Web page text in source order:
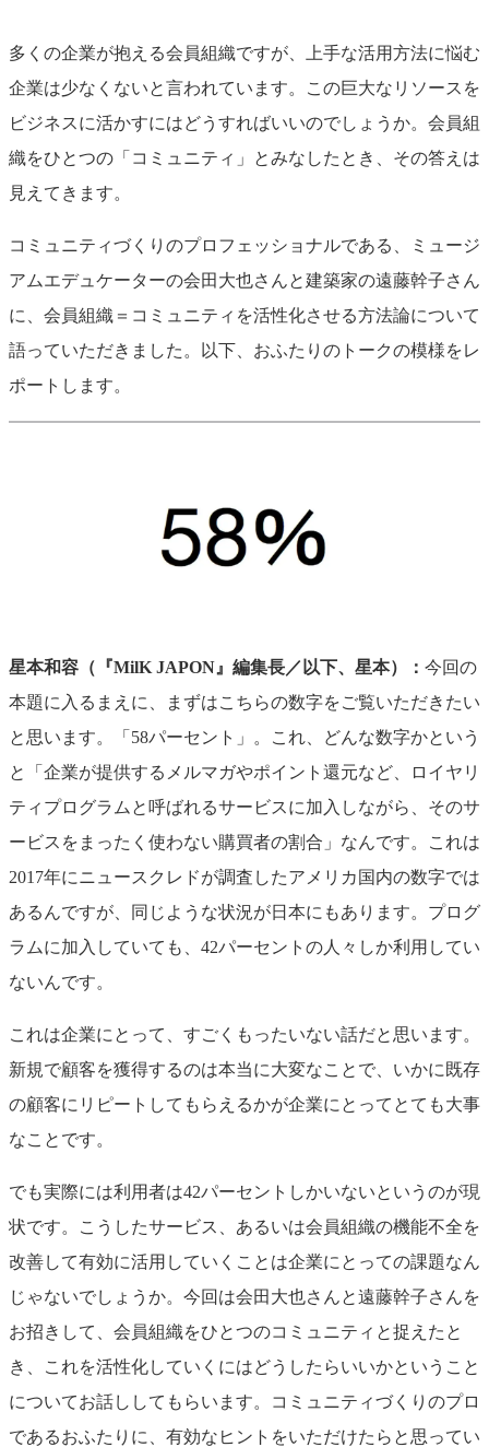
多くの企業が抱える会員組織ですが、上手な活用方法に悩む
企業は少なくないと言われています。この巨大なリソースを
ビジネスに活かすにはどうすればいいのでしょうか。会員組
織をひとつの「コミュニティ」とみなしたとき、その答えは
見えてきます。
コミュニティづくりのプロフェッショナルである、ミュージ
アムエデュケーターの会田大也さんと建築家の遠藤幹子さん
に、会員組織＝コミュニティを活性化させる方法論について
語っていただきました。以下、おふたりのトークの模様をレ
ポートします。
星本和容（『MilK JAPON』編集長／以下、星本）： 今回の
本題に入るまえに、まずはこちらの数字をご覧いただきたい
と思います。「58パーセント」。これ、どんな数字かという
と「企業が提供するメルマガやポイント還元など、ロイヤリ
ティプログラムと呼ばれるサービスに加入しながら、そのサ
ービスをまったく使わない購買者の割合」なんです。これは
2017年にニュースクレドが調査したアメリカ国内の数字では
あるんですが、同じような状況が日本にもあります。プログ
ラムに加入していても、42パーセントの人々しか利用してい
ないんです。
これは企業にとって、すごくもったいない話だと思います。
新規で顧客を獲得するのは本当に大変なことで、いかに既存
の顧客にリピートしてもらえるかが企業にとってとても大事
なことです。
でも実際には利用者は42パーセントしかいないというのが現
状です。こうしたサービス、あるいは会員組織の機能不全を
改善して有効に活用していくことは企業にとっての課題なん
じゃないでしょうか。今回は会田大也さんと遠藤幹子さんを
お招きして、会員組織をひとつのコミュニティと捉えたと
き、これを活性化していくにはどうしたらいいかということ
についてお話ししてもらいます。コミュニティづくりのプロ
であるおふたりに、有効なヒントをいただけたらと思ってい